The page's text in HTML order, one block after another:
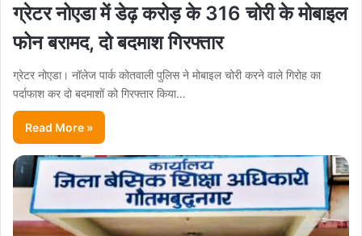
ग्रेटर नोएडा में डेढ़ करोड़ के 316 चोरी के मोबाइल
फोन बरामद, दो बदमाश गिरफ्तार
ग्रेटर नोएडा। नॉलेज पार्क कोतवाली पुलिस ने मोबाइल चोरी करने वाले गिरोह का
पर्दाफाश कर दो बदमाशों को गिरफ्तार किया…
Read More »